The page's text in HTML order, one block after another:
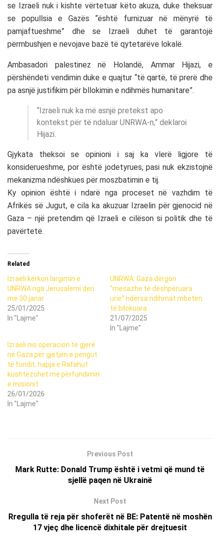
se Izraeli nuk i kishte vërtetuar këto akuza, duke theksuar
se popullsia e Gazës “është furnizuar në mënyrë të
pamjaftueshme” dhe se Izraeli duhet të garantojë
përmbushjen e nevojave bazë të qytetarëve lokalë.
Ambasadori palestinez në Holandë, Ammar Hijazi, e
përshëndeti vendimin duke e quajtur “të qartë, të prerë dhe
pa asnjë justifikim për bllokimin e ndihmës humanitare”.
“Izraeli nuk ka më asnjë pretekst apo
kontekst për të ndaluar UNRWA-n,” deklaroi
Hijazi.
Gjykata theksoi se opinioni i saj ka vlerë ligjore të
konsiderueshme, por është jodetyrues, pasi nuk ekzistojnë
mekanizma ndëshkues për moszbatimin e tij.
Ky opinion është i ndarë nga proceset në vazhdim të
Afrikës së Jugut, e cila ka akuzuar Izraelin për gjenocid në
Gaza – një pretendim që Izraeli e cilëson si politik dhe të
pavërtetë.
Related
Izraeli kërkon largimin e
UNRWA nga Jerusalemi deri
më 30 janar
25/01/2025
In "Lajme"
UNRWA: Gaza dërgon
“mesazhe të dëshpëruara
urie” ndërsa ndihmat mbeten
të bllokuara
21/07/2025
In "Lajme"
Izraeli nis operacion të gjerë
në Gaza për gjetjen e pengut
të fundit, hapja e Rafahut
kushtëzohet me përfundimin
e misionit
26/01/2026
In "Lajme"
Previous Post
Mark Rutte: Donald Trump është i vetmi që mund të
sjellë paqen në Ukrainë
Next Post
Rregulla të reja për shoferët në BE: Patentë në moshën
17 vjeç dhe licencë dixhitale për drejtuesit